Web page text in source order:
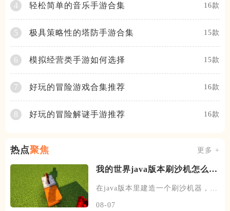
4 轻松简单的音乐手游合集 16款
5 极具策略性的塔防手游合集 15款
6 模拟经营类手游如何选择 15款
7 好玩的冒险游戏合集推荐 16款
8 好玩的冒险解谜手游推荐 16款
热点聚焦 更多 +
我的世界java版本刷沙机怎么建
在java版本里建造一个刷沙机器，首
08-07